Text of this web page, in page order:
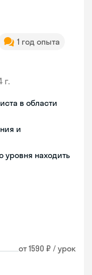
1 год опыта
г.
в области
и
уровня находить
от 1590 ₽ / урок